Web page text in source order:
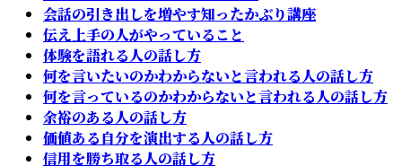
会話の引き出しを増やす知ったかぶり講座
伝え上手の人がやっていること
体験を語れる人の話し方
何を言いたいのかわからないと言われる人の話し方
何を言っているのかわからないと言われる人の話し方
余裕のある人の話し方
価値ある自分を演出する人の話し方
信用を勝ち取る人の話し方